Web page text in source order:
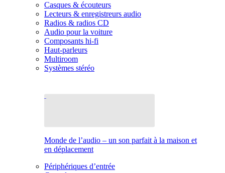
Casques & écouteurs
Lecteurs & enregistreurs audio
Radios & radios CD
Audio pour la voiture
Composants hi-fi
Haut-parleurs
Multiroom
Systèmes stéréo
Monde de l’audio – un son parfait à la maison et
en déplacement
Périphériques d’entrée